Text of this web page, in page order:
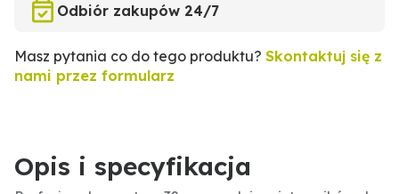
Odbiór zakupów 24/7
Masz pytania co do tego produktu? Skontaktuj się z
nami przez formularz
Opis i specyfikacja